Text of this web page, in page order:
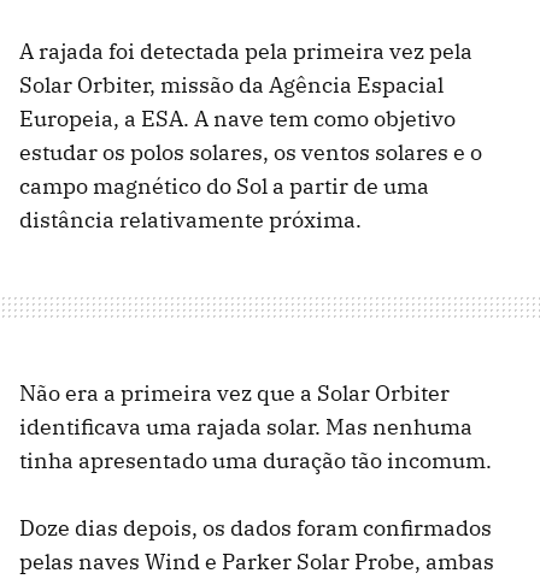
A rajada foi detectada pela primeira vez pela
Solar Orbiter, missão da Agência Espacial
Europeia, a ESA. A nave tem como objetivo
estudar os polos solares, os ventos solares e o
campo magnético do Sol a partir de uma
distância relativamente próxima.
Não era a primeira vez que a Solar Orbiter
identificava uma rajada solar. Mas nenhuma
tinha apresentado uma duração tão incomum.
Doze dias depois, os dados foram confirmados
pelas naves Wind e Parker Solar Probe, ambas